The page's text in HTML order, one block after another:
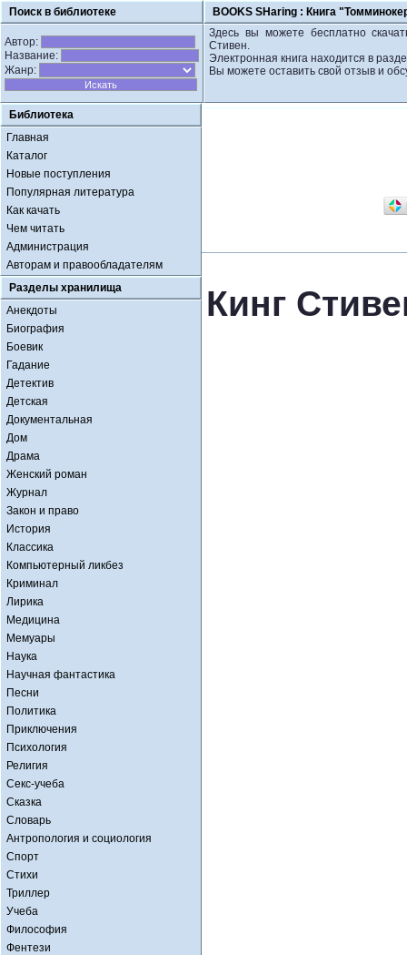
Поиск в библиотеке BOOKS SHaring : Книга
Автор:
Название:
Жанр:
Здесь вы можете бесплатно
Стивен.
Электронная книга находится в
Вы можете оставить свой отзыв и
Библиотека
Главная
Каталог
Новые поступления
Популярная литература
Как качать
Чем читать
Администрация
Авторам и правообладателям
Разделы хранилища
Анекдоты
Биография
Боевик
Гадание
Детектив
Детская
Документальная
Дом
Драма
Женский роман
Журнал
Закон и право
История
Классика
Компьютерный ликбез
Криминал
Лирика
Медицина
Мемуары
Наука
Научная фантастика
Песни
Политика
Приключения
Психология
Религия
Секс-учеба
Сказка
Словарь
Антропология и социология
Спорт
Стихи
Триллер
Учеба
Философия
Фентези
Кинг